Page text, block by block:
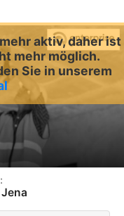
aktiv, daher ist
mehr möglich.
Sie in unserem